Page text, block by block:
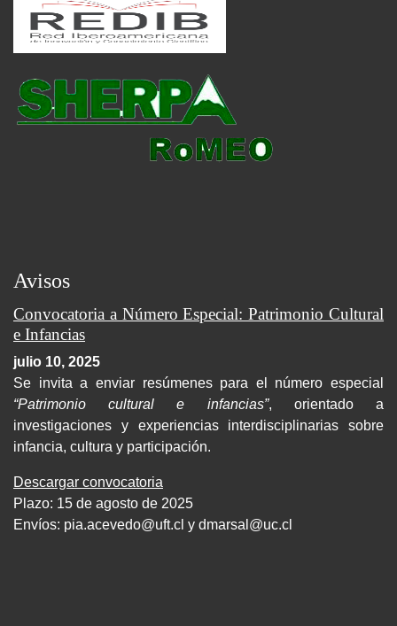
Avisos
Convocatoria a Número Especial: Patrimonio Cultural
e Infancias
julio 10, 2025
Se invita a enviar resúmenes para el número especial
“Patrimonio cultural e infancias”, orientado a
investigaciones y experiencias interdisciplinarias sobre
infancia, cultura y participación.
Descargar convocatoria
Plazo: 15 de agosto de 2025
Envíos: pia.acevedo@uft.cl y dmarsal@uc.cl